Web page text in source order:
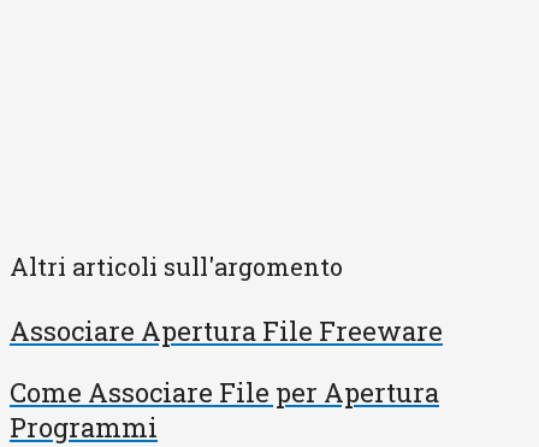
Altri articoli sull'argomento
Associare Apertura File Freeware
Come Associare File per Apertura
Programmi